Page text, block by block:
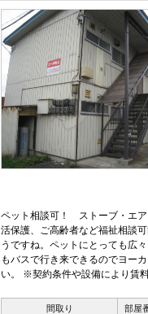
ペット相談可！ ストーブ・エア
活保護、ご高齢者など福祉相談
うですね。ペットにとっても広
もバスで行き来できるのでヨー
い。 ※契約条件や設備により賃
間取り 部屋